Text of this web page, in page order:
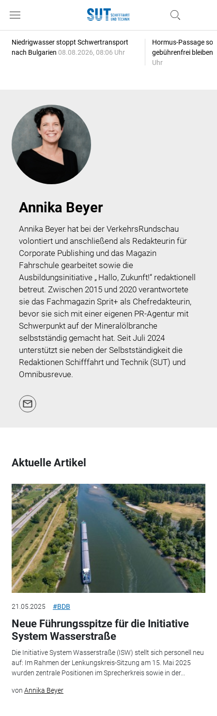
Niedrigwasser stoppt Schwertransport
nach Bulgarien 08.08.2026, 08:06 Uhr
Hormus-Passage
gebührenfrei bleiben
Uhr
Annika Beyer
Annika Beyer hat bei der VerkehrsRundschau
volontiert und anschließend als Redakteurin für
Corporate Publishing und das Magazin
Fahrschule gearbeitet sowie die
Ausbildungsinitiative „ Hallo, Zukunft!“ redaktionell
betreut. Zwischen 2015 und 2020 verantwortete
sie das Fachmagazin Sprit+ als Chefredakteurin,
bevor sie sich mit einer eigenen PR-Agentur mit
Schwerpunkt auf der Mineralölbranche
selbstständig gemacht hat. Seit Juli 2024
unterstützt sie neben der Selbstständigkeit die
Redaktionen Schifffahrt und Technik (SUT) und
Omnibusrevue.
Aktuelle Artikel
21.05.2025 #BDB
Neue Führungsspitze für die Initiative
System Wasserstraße
Die Initiative System Wasserstraße (ISW) stellt sich personell neu
auf: Im Rahmen der Lenkungskreis-Sitzung am 15. Mai 2025
wurden zentrale Positionen im Sprecherkreis sowie in der...
von Annika Beyer